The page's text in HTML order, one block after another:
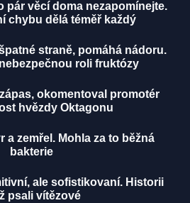
pár věcí doma nezapomínejte.
chybu dělá téměř každý
straně, pomáhá nádoru.
roli fruktózy
okomentoval promotér
hvězdy Oktagonu
a zemřel. Mohla za to běžná
bakterie
ale sofistikovaní. Historii
psali vítězové